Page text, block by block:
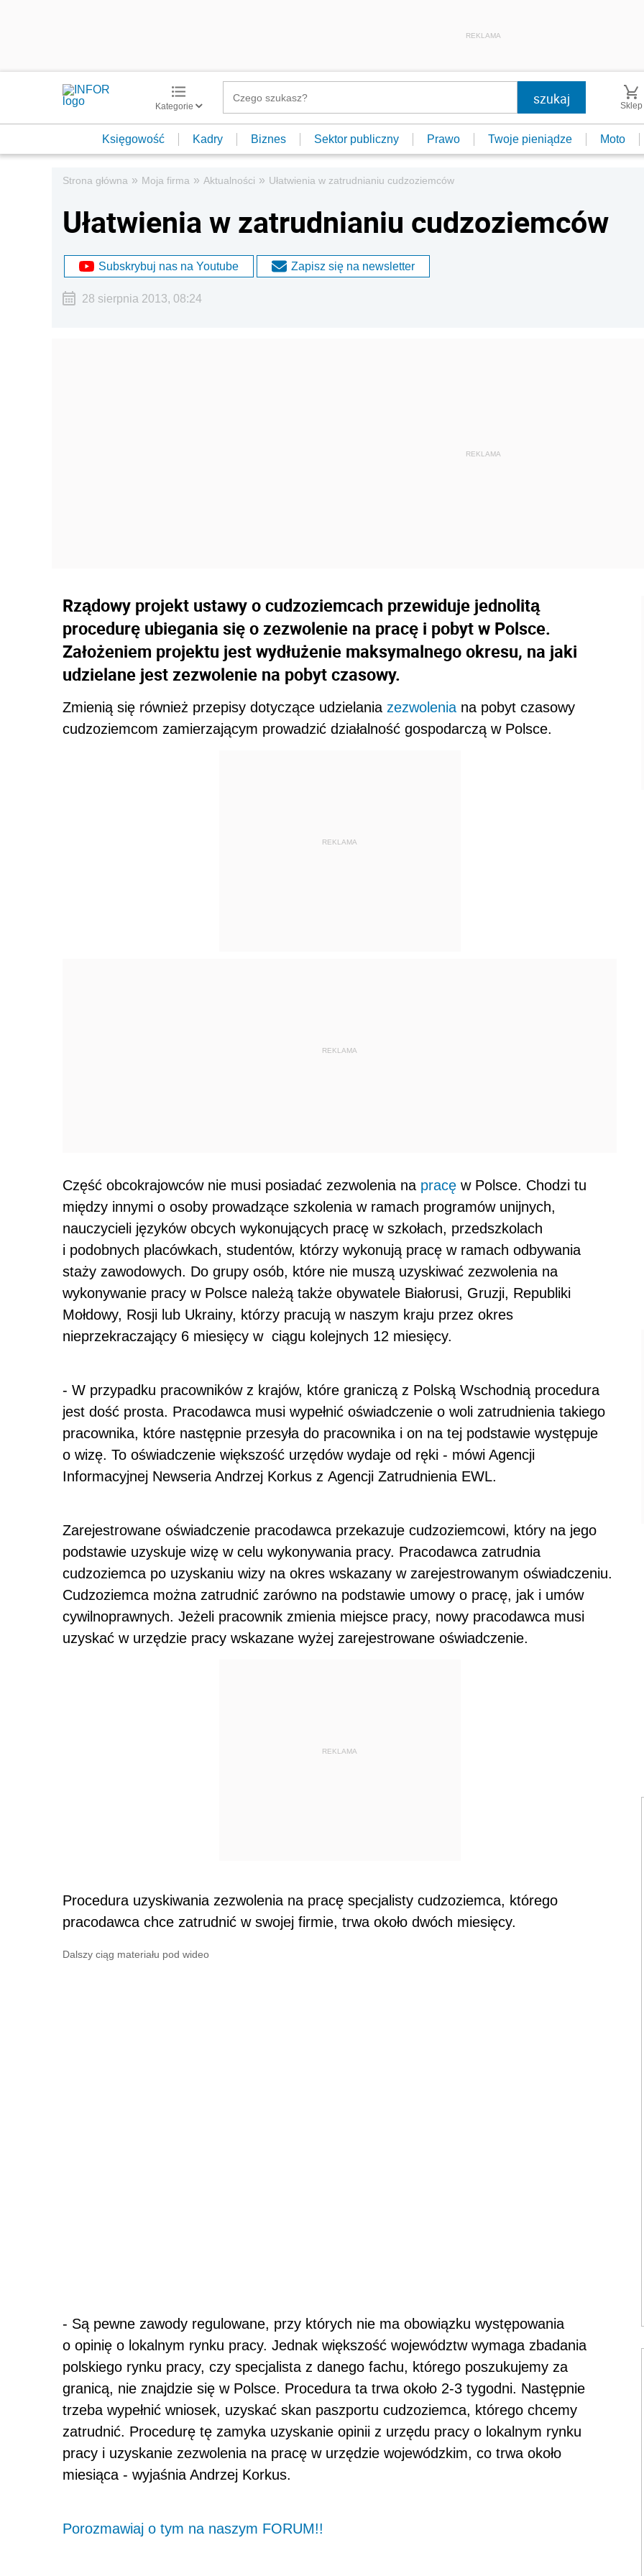
REKLAMA
Kategorie Sklep
Księgowość Kadry Biznes Sektor publiczny Prawo Twoje pieniądze Moto
Strona główna » Moja firma » Aktualności » Ułatwienia w zatrudnianiu cudzoziemców
Ułatwienia w zatrudnianiu cudzoziemców
Subskrybuj nas na Youtube Zapisz się na newsletter
28 sierpnia 2013, 08:24
Rządowy projekt ustawy o cudzoziemcach przewiduje jednolitą
procedurę ubiegania się o zezwolenie na pracę i pobyt w Polsce.
Założeniem projektu jest wydłużenie maksymalnego okresu, na jaki
udzielane jest zezwolenie na pobyt czasowy.
Zmienią się również przepisy dotyczące udzielania zezwolenia na pobyt czasowy
cudzoziemcom zamierzającym prowadzić działalność gospodarczą w Polsce.
REKLAMA
REKLAMA
Część obcokrajowców nie musi posiadać zezwolenia na pracę w Polsce. Chodzi tu
między innymi o osoby prowadzące szkolenia w ramach programów unijnych,
nauczycieli języków obcych wykonujących pracę w szkołach, przedszkolach
i podobnych placówkach, studentów, którzy wykonują pracę w ramach odbywania
staży zawodowych. Do grupy osób, które nie muszą uzyskiwać zezwolenia na
wykonywanie pracy w Polsce należą także obywatele Białorusi, Gruzji, Republiki
Mołdowy, Rosji lub Ukrainy, którzy pracują w naszym kraju przez okres
nieprzekraczający 6 miesięcy w ciągu kolejnych 12 miesięcy.
- W przypadku pracowników z krajów, które graniczą z Polską Wschodnią procedura
jest dość prosta. Pracodawca musi wypełnić oświadczenie o woli zatrudnienia takiego
pracownika, które następnie przesyła do pracownika i on na tej podstawie występuje
o wizę. To oświadczenie większość urzędów wydaje od ręki - mówi Agencji
Informacyjnej Newseria Andrzej Korkus z Agencji Zatrudnienia EWL.
Zarejestrowane oświadczenie pracodawca przekazuje cudzoziemcowi, który na jego
podstawie uzyskuje wizę w celu wykonywania pracy. Pracodawca zatrudnia
cudzoziemca po uzyskaniu wizy na okres wskazany w zarejestrowanym oświadczeniu.
Cudzoziemca można zatrudnić zarówno na podstawie umowy o pracę, jak i umów
cywilnoprawnych. Jeżeli pracownik zmienia miejsce pracy, nowy pracodawca musi
uzyskać w urzędzie pracy wskazane wyżej zarejestrowane oświadczenie.
REKLAMA
Procedura uzyskiwania zezwolenia na pracę specjalisty cudzoziemca, którego
pracodawca chce zatrudnić w swojej firmie, trwa około dwóch miesięcy.
Dalszy ciąg materiału pod wideo
- Są pewne zawody regulowane, przy których nie ma obowiązku występowania
o opinię o lokalnym rynku pracy. Jednak większość województw wymaga zbadania
polskiego rynku pracy, czy specjalista z danego fachu, którego poszukujemy za
granicą, nie znajdzie się w Polsce. Procedura ta trwa około 2-3 tygodni. Następnie
trzeba wypełnić wniosek, uzyskać skan paszportu cudzoziemca, którego chcemy
zatrudnić. Procedurę tę zamyka uzyskanie opinii z urzędu pracy o lokalnym rynku
pracy i uzyskanie zezwolenia na pracę w urzędzie wojewódzkim, co trwa około
miesiąca - wyjaśnia Andrzej Korkus.
Porozmawiaj o tym na naszym FORUM!!